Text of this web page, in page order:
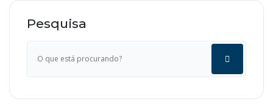
Pesquisa